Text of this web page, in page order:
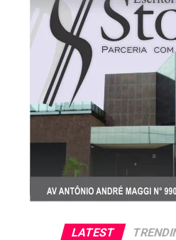
como motor para a transição
empregos e descarbonização
mercado.
Em Mato Grosso, a saca de
cotada, em média, a R$
relação à semana anterior,
oferta do grão no estado. Em
contratos da oleaginosa na
3,51%, pressionados pela
petróleo Brent. Já o óleo de
semanal de 0,91%, alcançando
tonelada, impulsionado pela
LATEST